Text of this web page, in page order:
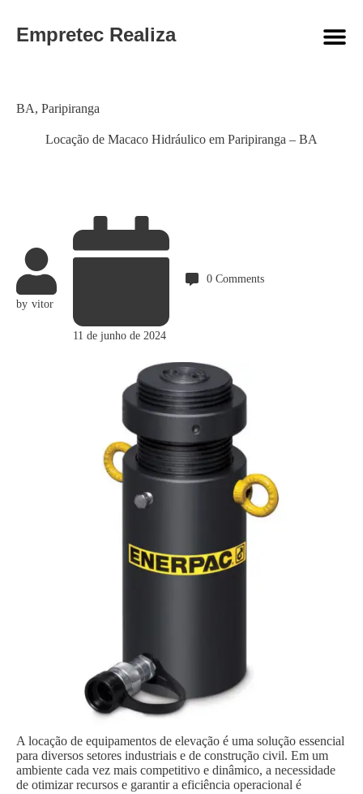
Empretec Realiza
Locação de Macaco Hidráulico em Paripiranga – BA
Category
BA, Paripiranga
by vitor
11 de junho de 2024
0 Comments
A locação de equipamentos de elevação é uma solução essencial
para diversos setores industriais e de construção civil. Em um
ambiente cada vez mais competitivo e dinâmico, a necessidade
de otimizar recursos e garantir a eficiência operacional é